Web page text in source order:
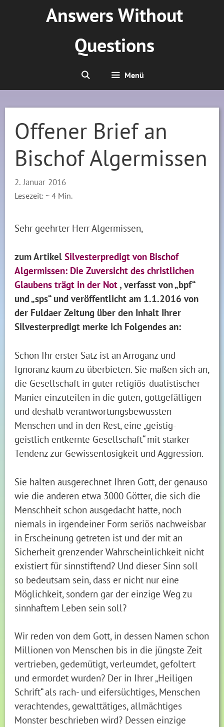
Answers Without
Questions
Menü
Offener Brief an
Bischof Algermissen
2. Januar 2016
Lesezeit: ~4 Min.
Sehr geehrter Herr Algermissen,
zum ArtikelSilvesterpredigt von Bischof
Algermissen: Die Zuversicht des christlichen
Glaubens trägt in der Not, verfasst von „bpf“
und „sps“ und veröffentlichtam 1.1.2016 von
der Fuldaer Zeitung über den Inhalt Ihrer
Silvesterpredigt merke ich Folgendes an:
Schon Ihr erster Satz ist an Arroganz und
Ignoranz kaum zu überbieten. Sie maßen sich an,
die Gesellschaft in guter religiös-dualistischer
Manier einzuteilen in die guten, gottgefälligen
und deshalb verantwortungsbewussten
Menschen und in den Rest, eine „geistig-
geistlich entkernte Gesellschaft“ mit starker
Tendenz zur Gewissenlosigkeit und Aggression.
Sie halten ausgerechnet Ihren Gott, der genauso
wie die anderen etwa 3000 Götter, die sich die
Menschheit schon ausgedacht hatte, noch
niemals in irgendeiner Form seriös nachweisbar
in Erscheinung getreten ist und der mit an
Sicherheit grenzender Wahrscheinlichkeit nicht
existiert für sinnstiftend? Und dieser Sinn soll
so bedeutsam sein, dass er nicht nur eine
Möglichkeit, sondern gar der einzige Weg zu
sinnhaftem Leben sein soll?
Wir reden von dem Gott, in dessen Namen schon
Millionen von Menschen bis in die jüngste Zeit
vertrieben, gedemütigt, verleumdet, gefoltert
und ermordet wurden? Der in Ihrer „Heiligen
Schrift“ als rach- und eifersüchtiges, Menschen
verachtendes, gewalttätiges, allmächtiges
Monster beschrieben wird? Dessen einzige